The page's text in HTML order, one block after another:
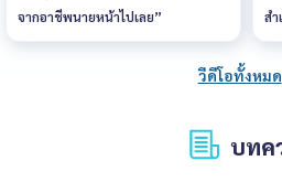
จากอาชีพนายหน้าไปเลย”
สำ
วีดีโอทั้งหมด
บทค